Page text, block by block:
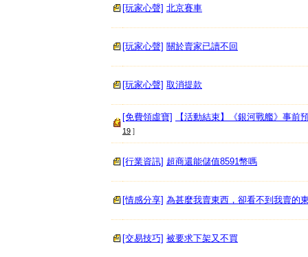
[玩家心聲] 北京賽車
[玩家心聲] 關於賣家已讀不回
[玩家心聲] 取消提款
[免費領虛寶] 【活動結束】《銀河戰艦》事前
19 ]
[行業資訊] 超商還能儲值8591幣嗎
[情感分享] 為甚麼我賣東西，卻看不到我賣的
[交易技巧] 被要求下架又不買